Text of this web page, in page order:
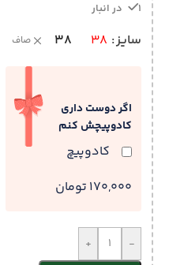
1 در انبار
سایز 38
38 صاف
اگر دوست داری
کادوپیچش کنم
کادوپیچ
170,000 تومان
-
+